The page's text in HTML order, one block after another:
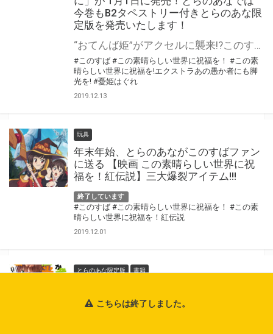
今巻もB2タペストリー付きとらのあな限
定版を発売いたします！
#このすば #この素晴らしい世界に祝福を！ #この素
晴らしい世界に祝福を!エクストラあの愚か者にも脚
光を! #憂姫はぐれ
2019.12.13
玩具
年末年始、とらのあながこのすばファン
に送る 【映画 この素晴らしい世界に祝
福を！紅伝説】三大爆裂アイテム!!!
終了しています
#このすば #この素晴らしい世界に祝福を！ #この素
晴らしい世界に祝福を！紅伝説
2019.12.01
とらのあな限定版 書籍
らしい世界に祝福を!エクストラ あの愚
か者にも脚光を!5 白き竜との盟約」が 8
こちらは終了しました。